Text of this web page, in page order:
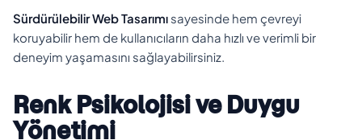
Sürdürülebilir Web Tasarımı sayesinde hem çevreyi
koruyabilir hem de kullanıcıların daha hızlı ve verimli bir
deneyim yaşamasını sağlayabilirsiniz.
Renk Psikolojisi ve Duygu
Yönetimi